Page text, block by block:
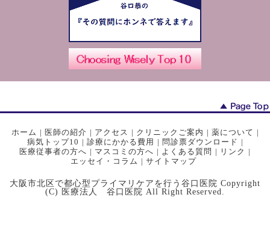
ホーム | 医師の紹介 | アクセス | クリニックご案内 | 薬について |
病気トップ10 | 診療にかかる費用 | 問診票ダウンロード |
医療従事者の方へ | マスコミの方へ | よくある質問 | リンク |
エッセイ・コラム | サイトマップ
大阪市北区で都心型プライマリケアを行う谷口医院 Copyright
(C) 医療法人 谷口医院 All Right Reserved.